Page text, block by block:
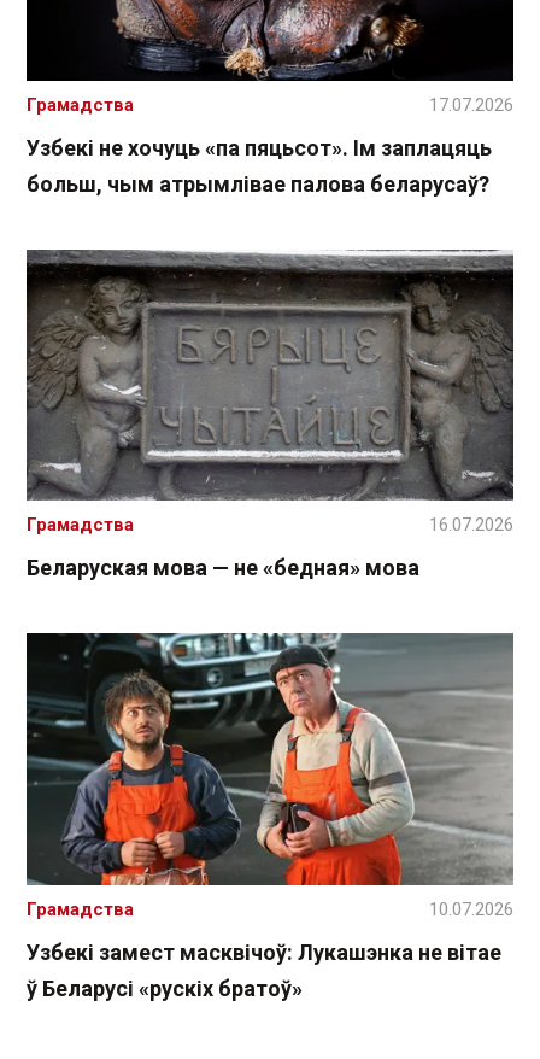
Узбекі не хочуць «па пяцьсот». Ім заплацяць
больш, чым атрымлівае палова беларусаў?
Грамадства 17.07.2026
Беларуская мова — не «бедная» мова
Грамадства 16.07.2026
Узбекі замест масквічоў: Лукашэнка не вітае
ў Беларусі «рускіх братоў»
Грамадства 10.07.2026